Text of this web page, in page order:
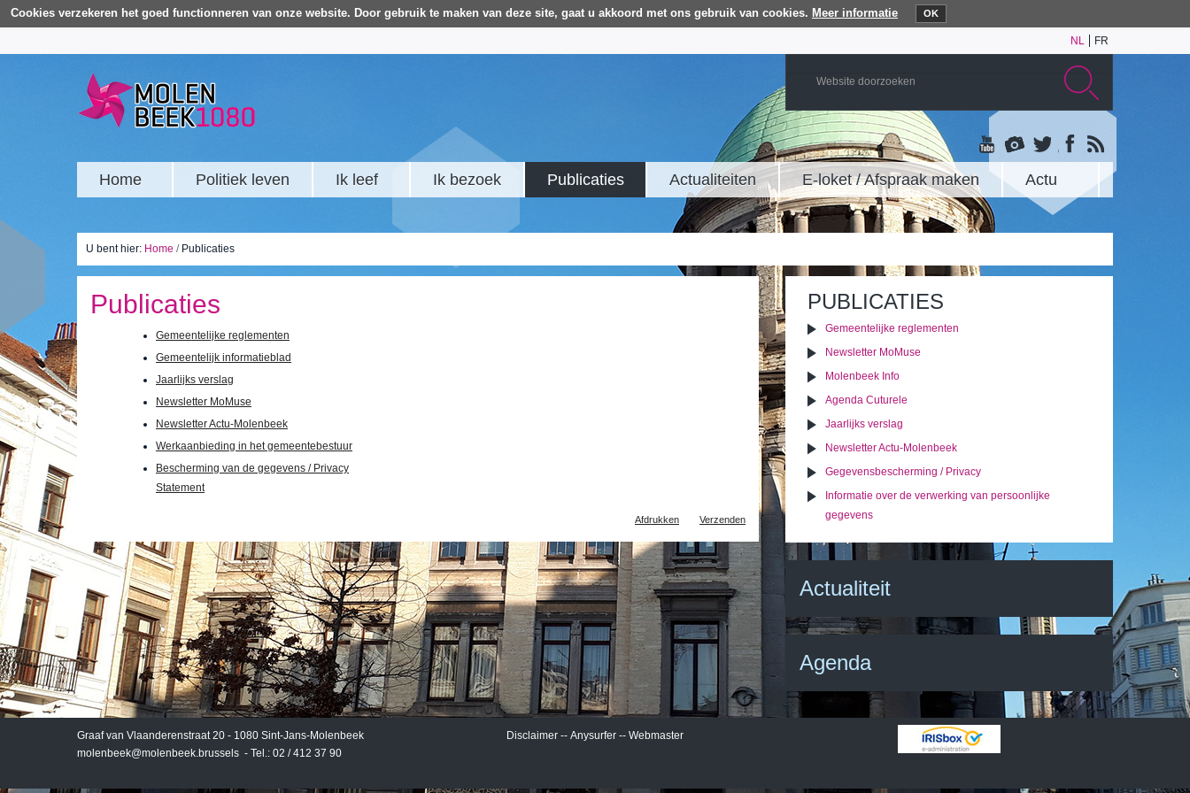
Cookies verzekeren het goed functionneren van onze website. Door gebruik te maken van deze site, gaat u akkoord met ons gebruik van cookies. Meer informatie OK
NL FR
Home Politiek leven Ik leef Ik bezoek Publicaties Actualiteiten E-loket / Afspraak maken Actu
U bent hier: Home / Publicaties
Publicaties
Gemeentelijke reglementen
Gemeentelijk informatieblad
Jaarlijks verslag
Newsletter MoMuse
Newsletter Actu-Molenbeek
Werkaanbieding in het gemeentebestuur
Bescherming van de gegevens / Privacy
Statement
Afdrukken Verzenden
PUBLICATIES
Gemeentelijke reglementen
Newsletter MoMuse
Molenbeek Info
Agenda Cuturele
Jaarlijks verslag
Newsletter Actu-Molenbeek
Gegevensbescherming / Privacy
Informatie over de verwerking van persoonlijke
gegevens
Actualiteit
Agenda
Graaf van Vlaanderenstraat 20 - 1080 Sint-Jans-Molenbeek
molenbeek@molenbeek.brussels - Tel.: 02 / 412 37 90
Disclaimer -- Anysurfer -- Webmaster